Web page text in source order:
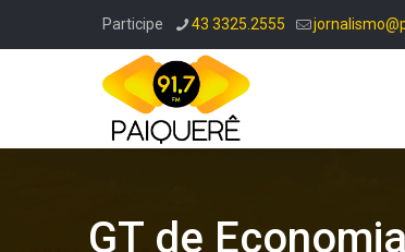
Participe 43 3325.2555
GT de